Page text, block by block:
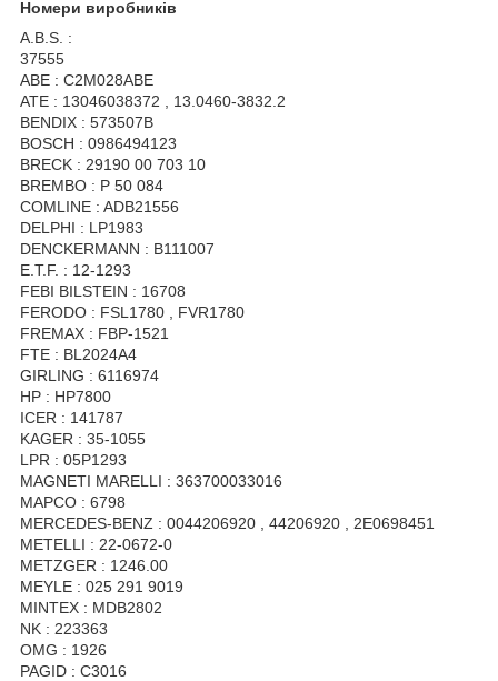
Номери виробників
A.B.S. :
37555
ABE : C2M028ABE
ATE : 13046038372 , 13.0460-3832.2
BENDIX : 573507B
BOSCH : 0986494123
BRECK : 29190 00 703 10
BREMBO : P 50 084
COMLINE : ADB21556
DELPHI : LP1983
DENCKERMANN : B111007
E.T.F. : 12-1293
FEBI BILSTEIN : 16708
FERODO : FSL1780 , FVR1780
FREMAX : FBP-1521
FTE : BL2024A4
GIRLING : 6116974
HP : HP7800
ICER : 141787
KAGER : 35-1055
LPR : 05P1293
MAGNETI MARELLI : 363700033016
MAPCO : 6798
MERCEDES-BENZ : 0044206920 , 44206920 , 2E0698451
METELLI : 22-0672-0
METZGER : 1246.00
MEYLE : 025 291 9019
MINTEX : MDB2802
NK : 223363
OMG : 1926
PAGID : C3016